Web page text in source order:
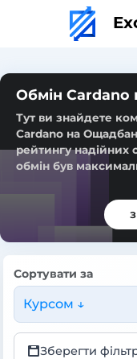
Обмін Cardano
Тут ви знайдете
Cardano на
рейтингу надійних
обмін був
Сортувати за
Курсом ↓
Зберегти